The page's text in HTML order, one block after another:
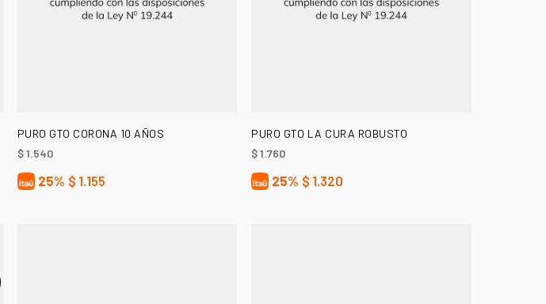
AÑADIR AL CARRITO
PURO GTO CORONA 10 AÑOS
$1.540
25% $ 1.155
AÑADIR AL CARRITO
PURO GTO LA CURA ROBUSTO
$1.760
25% $ 1.320